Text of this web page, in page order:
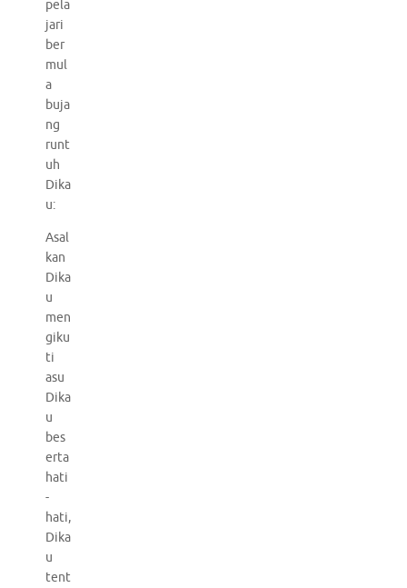
pela
jari
ber
mul
a
buja
ng
runt
uh
Dika
u:
Asal
kan
Dika
u
men
giku
ti
asu
Dika
u
bes
erta
hati
-
hati,
Dika
u
tent